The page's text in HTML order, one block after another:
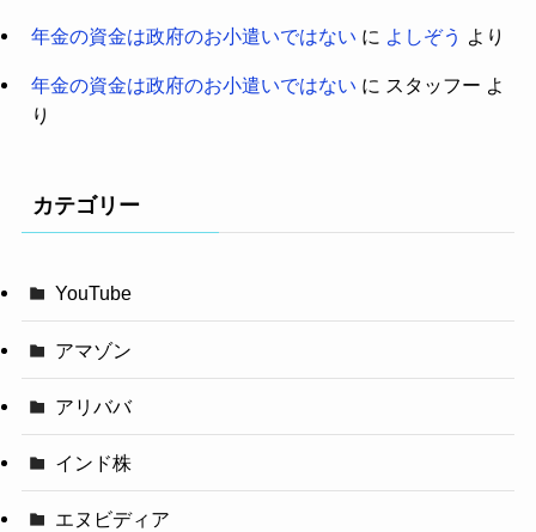
年金の資金は政府のお小遣いではない に よしぞう より
年金の資金は政府のお小遣いではない に スタッフー よ
り
カテゴリー
YouTube
アマゾン
アリババ
インド株
エヌビディア